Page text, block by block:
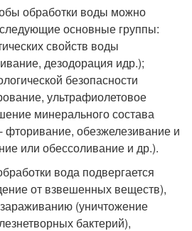
обработки воды можно
основные группы:
свойств воды
дезодорация идр.);
безопасности
ультрафиолетовое
минерального состава
обезжелезивание и
или обессоливание и др.).
вода подвергается
от взвешенных веществ),
(уничтожение
бактерий),